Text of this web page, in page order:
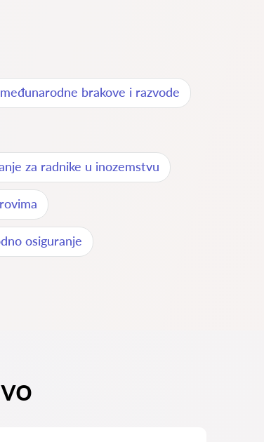
brakove i razvode
za radnike u inozemstvu
osiguranje